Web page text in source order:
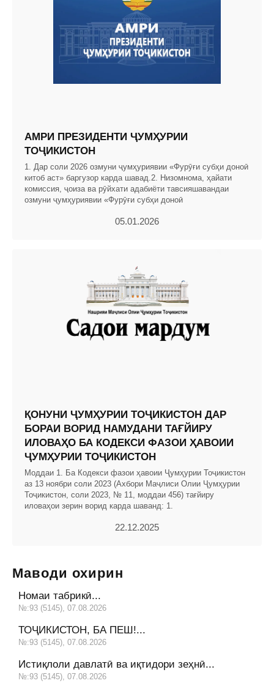
АМРИ ПРЕЗИДЕНТИ ҶУМҲУРИИ
ТОҶИКИСТОН
1. Дар соли 2026 озмуни ҷумҳуриявии «Фурӯғи субҳи доноӣ
китоб аст» баргузор карда шавад.2. Низомнома, ҳайати
комиссия, ҷоиза ва рӯйхати адабиёти тавсияшавандаи
озмуни ҷумҳуриявии «Фурӯғи субҳи доноӣ
05.01.2026
ҚОНУНИ ҶУМҲУРИИ ТОҶИКИСТОН ДАР
БОРАИ ВОРИД НАМУДАНИ ТАҒЙИРУ
ИЛОВАҲО БА КОДЕКСИ ФАЗОИ ҲАВОИИ
ҶУМҲУРИИ ТОҶИКИСТОН
Моддаи 1. Ба Кодекси фазои ҳавоии Ҷумҳурии Тоҷикистон
аз 13 ноябри соли 2023 (Ахбори Маҷлиси Олии Ҷумҳурии
Тоҷикистон, соли 2023, № 11, моддаи 456) тағйиру
иловаҳои зерин ворид карда шаванд: 1.
22.12.2025
Маводи охирин
Номаи табрикӣ...
№:93 (5145), 07.08.2026
ТОҶИКИСТОН, БА ПЕШ!...
№:93 (5145), 07.08.2026
Истиқлоли давлатӣ ва иқтидори зеҳнӣ...
№:93 (5145), 07.08.2026